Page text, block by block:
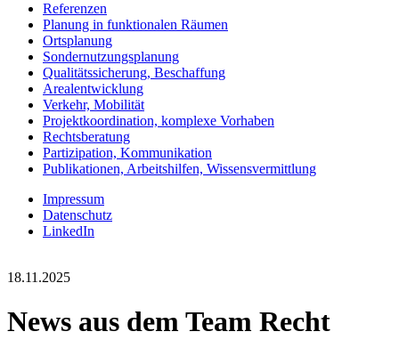
Referenzen
Planung in funktionalen Räumen
Ortsplanung
Sondernutzungsplanung
Qualitätssicherung, Beschaffung
Arealentwicklung
Verkehr, Mobilität
Projektkoordination, komplexe Vorhaben
Rechtsberatung
Partizipation, Kommunikation
Publikationen, Arbeitshilfen, Wissensvermittlung
Impressum
Datenschutz
LinkedIn
18.11.2025
News aus dem Team Recht